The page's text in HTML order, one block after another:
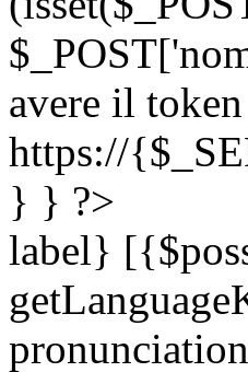
avere il
https://
} } ?>
label}